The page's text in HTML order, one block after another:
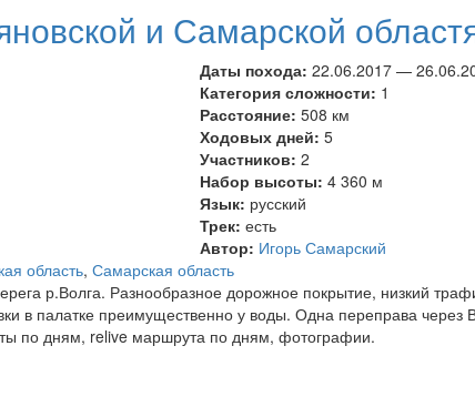
и Самарской
Даты похода:22.06.2017 —
Категория сложности: 1
Расстояние:508 км
Ходовых дней:5
Участников:2
Набор высоты:4 360 м
Язык: русский
Трек:есть
Автор: Игорь Самарский
область, Самарская область
р.Волга. Разнообразное дорожное покрытие, низкий
в палатке преимущественно у воды. Одна переправа через
по дням, relive маршрута по дням, фотографии.
Самарской областям